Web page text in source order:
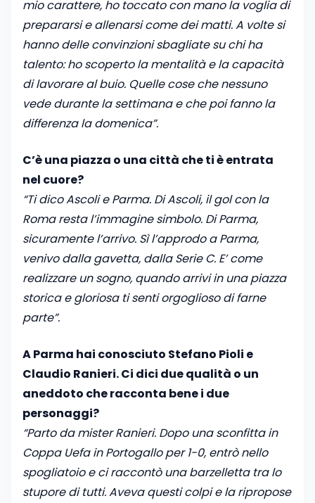
mio carattere, ho toccato con mano la voglia di
prepararsi e allenarsi come dei matti. A volte si
hanno delle convinzioni sbagliate su chi ha
talento: ho scoperto la mentalità e la capacità
di lavorare al buio. Quelle cose che nessuno
vede durante la settimana e che poi fanno la
differenza la domenica”.
C’è una piazza o una città che ti è entrata
nel cuore?
“Ti dico Ascoli e Parma. Di Ascoli, il gol con la
Roma resta l’immagine simbolo. Di Parma,
sicuramente l’arrivo. Sì l’approdo a Parma,
venivo dalla gavetta, dalla Serie C. E’ come
realizzare un sogno, quando arrivi in una piazza
storica e gloriosa ti senti orgoglioso di farne
parte”.
A Parma hai conosciuto Stefano Pioli e
Claudio Ranieri. Ci dici due qualità o un
aneddoto che racconta bene i due
personaggi?
“Parto da mister Ranieri. Dopo una sconfitta in
Coppa Uefa in Portogallo per 1-0, entrò nello
spogliatoio e ci raccontò una barzelletta tra lo
stupore di tutti. Aveva questi colpi e la ripropose